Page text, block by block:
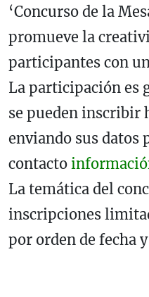
‘Concurso de la
promueve la
participantes con
La participación es
se pueden inscribir
enviando sus datos
contacto
La temática del
inscripciones
por orden de fecha